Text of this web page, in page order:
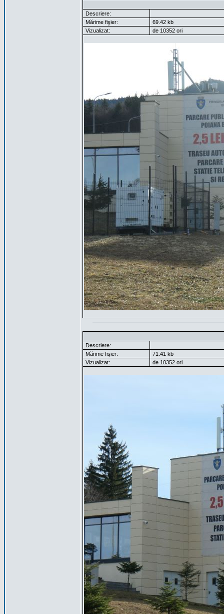
Descriere:
Mărime fişier:
69.42 kb
Vizualizat:
de 10352 ori
Descriere:
Mărime fişier:
71.41 kb
Vizualizat:
de 10352 ori